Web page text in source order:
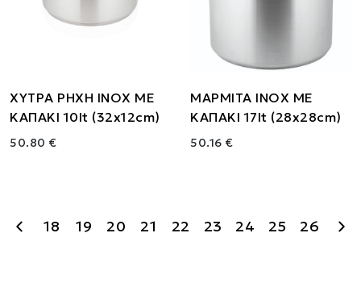
ΧΥΤΡΑ ΡΗΧΗ ΙΝΟΧ ΜΕ
ΚΑΠΑΚΙ 10lt (32x12cm)
50.80 €
ΜΑΡΜΙΤΑ ΙΝΟΧ ΜΕ
ΚΑΠΑΚΙ 17lt (28x28cm)
50.16 €
18 19 20 21 22 23 24 25 26